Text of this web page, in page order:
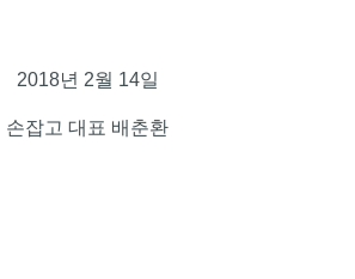
2018년 2월 14일
손잡고 대표 배춘환